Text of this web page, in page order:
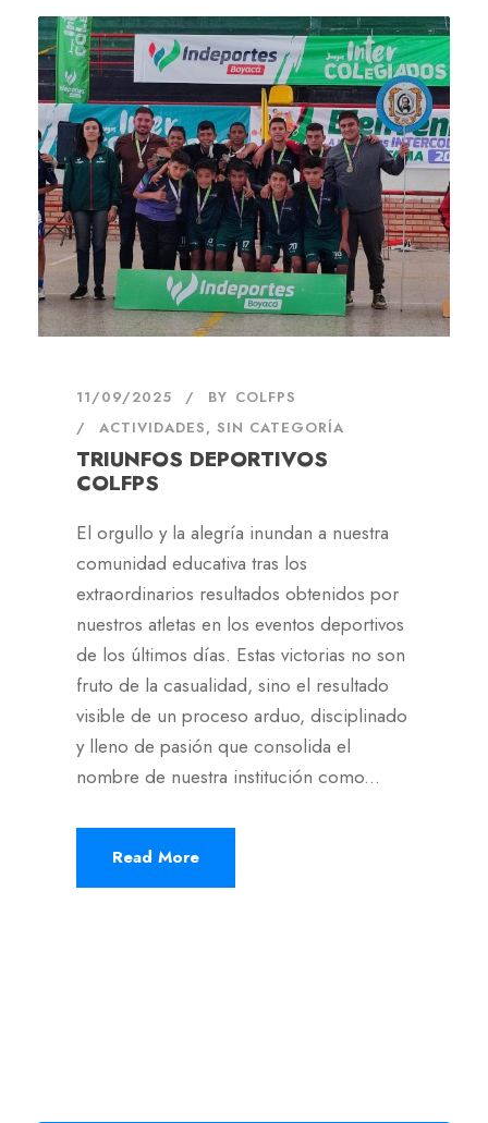
11/09/2025 BY COLFPS
ACTIVIDADES, SIN CATEGORÍA
TRIUNFOS DEPORTIVOS
COLFPS
El orgullo y la alegría inundan a nuestra
comunidad educativa tras los
extraordinarios resultados obtenidos por
nuestros atletas en los eventos deportivos
de los últimos días. Estas victorias no son
fruto de la casualidad, sino el resultado
visible de un proceso arduo, disciplinado
y lleno de pasión que consolida el
nombre de nuestra institución como...
Read More